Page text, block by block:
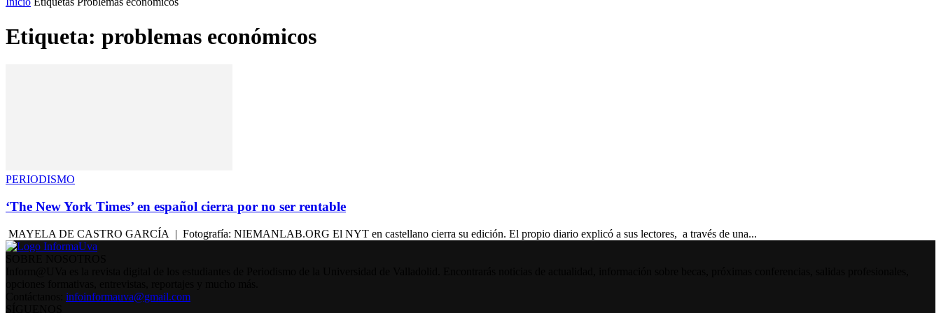
Etiqueta: problemas económicos
PERIODISMO
‘The New York Times’ en español cierra por no ser rentable
MAYELA DE CASTRO GARCÍA | Fotografía: NIEMANLAB.ORG El NYT en castellano cierra su edición. El propio diario explicó a sus lectores, a través de una...
infoinformauva@gmail.com